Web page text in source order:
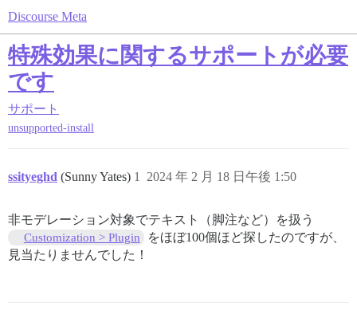
Discourse Meta
特殊効果に関するサポートが必要
です
サポート
unsupported-install
ssityeghd (Sunny Yates) 2024 年 2 月 18 日午後 1:50
1
非モデレーション対象でテキスト（脚注など）を扱う
Customization > Plugin
をほぼ100個ほど探したのですが、
見当たりませんでした！